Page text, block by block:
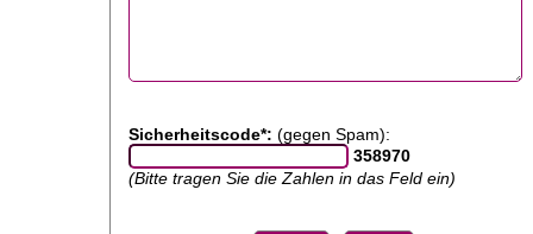
Sicherheitscode*: (gegen Spam):
358970
(Bitte tragen Sie die Zahlen in das Feld ein)